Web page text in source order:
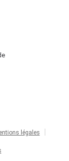
légales